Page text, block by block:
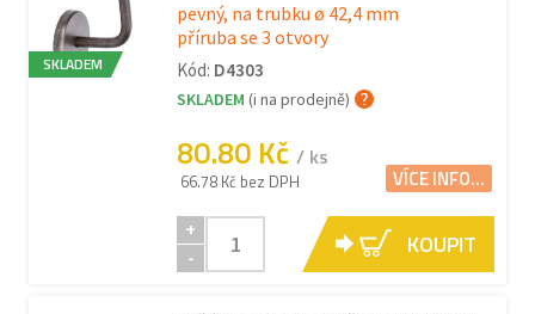
SKLADEM
pevný, na trubku ø 42,4 mm
příruba se 3 otvory
Kód: D4303
SKLADEM (i na prodejně)
80.80 Kč / ks
66.78 Kč bez DPH VÍCE INFO...
+
-
KOUPIT